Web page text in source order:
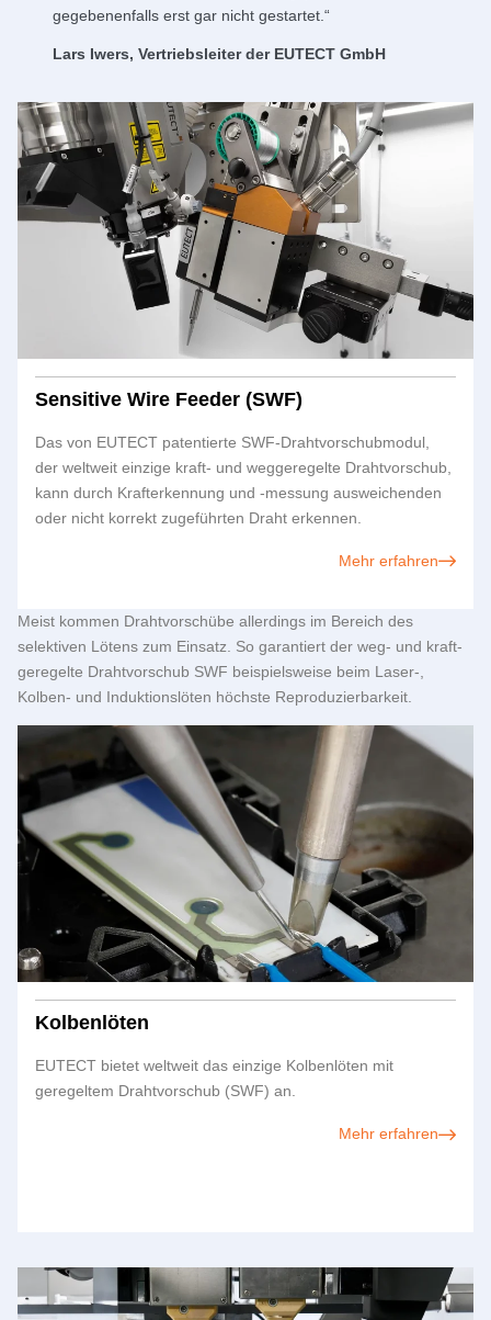
gegebenenfalls erst gar nicht gestartet.“
Lars Iwers, Vertriebsleiter der EUTECT GmbH
Sensitive Wire Feeder (SWF)
Das von EUTECT patentierte SWF-Drahtvorschubmodul,
der weltweit einzige kraft- und weggeregelte Drahtvorschub,
kann durch Krafterkennung und -messung ausweichenden
oder nicht korrekt zugeführten Draht erkennen.
Mehr erfahren
Meist kommen Drahtvorschübe allerdings im Bereich des
selektiven Lötens zum Einsatz. So garantiert der weg- und kraft-
geregelte Drahtvorschub SWF beispielsweise beim Laser-,
Kolben- und Induktionslöten höchste Reproduzierbarkeit.
Kolbenlöten
EUTECT bietet weltweit das einzige Kolbenlöten mit
geregeltem Drahtvorschub (SWF) an.
Mehr erfahren